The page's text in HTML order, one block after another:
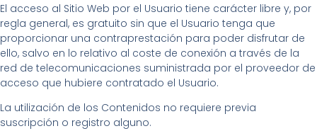
El acceso al Sitio Web por el Usuario tiene carácter libre y, por
regla general, es gratuito sin que el Usuario tenga que
proporcionar una contraprestación para poder disfrutar de
ello, salvo en lo relativo al coste de conexión a través de la
red de telecomunicaciones suministrada por el proveedor de
acceso que hubiere contratado el Usuario.
La utilización de los Contenidos no requiere previa
suscripción o registro alguno.